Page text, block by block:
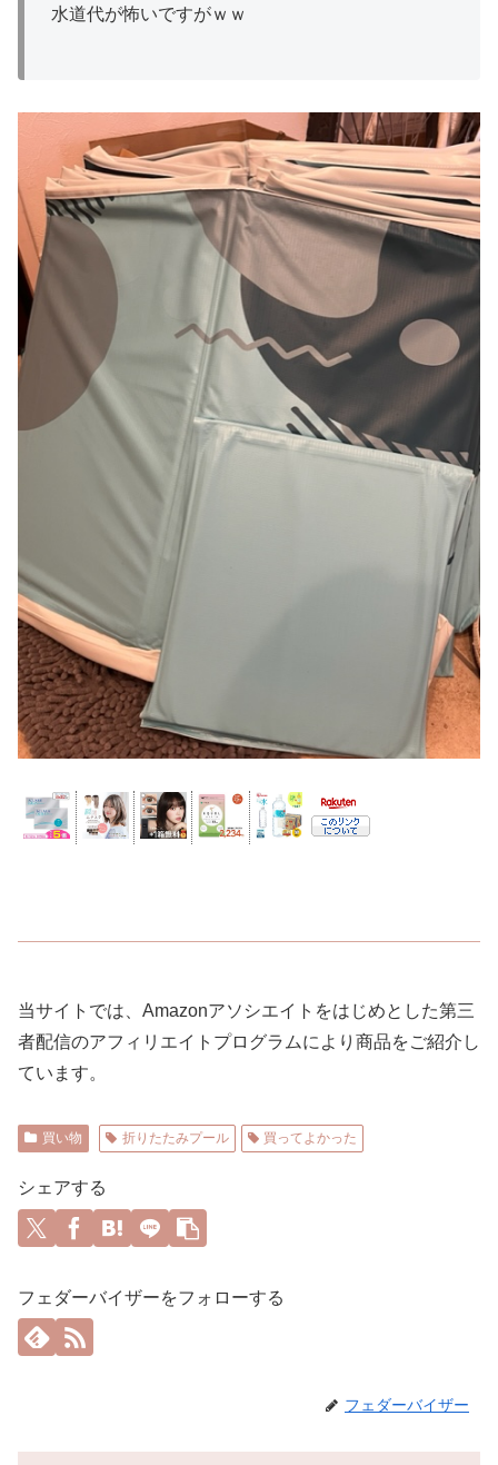
水道代が怖いですがｗｗ
当サイトでは、Amazonアソシエイトをはじめとした第三
者配信のアフィリエイトプログラムにより商品をご紹介し
ています。
買い物 折りたたみプール 買ってよかった
シェアする
フェダーバイザーをフォローする
フェダーバイザー